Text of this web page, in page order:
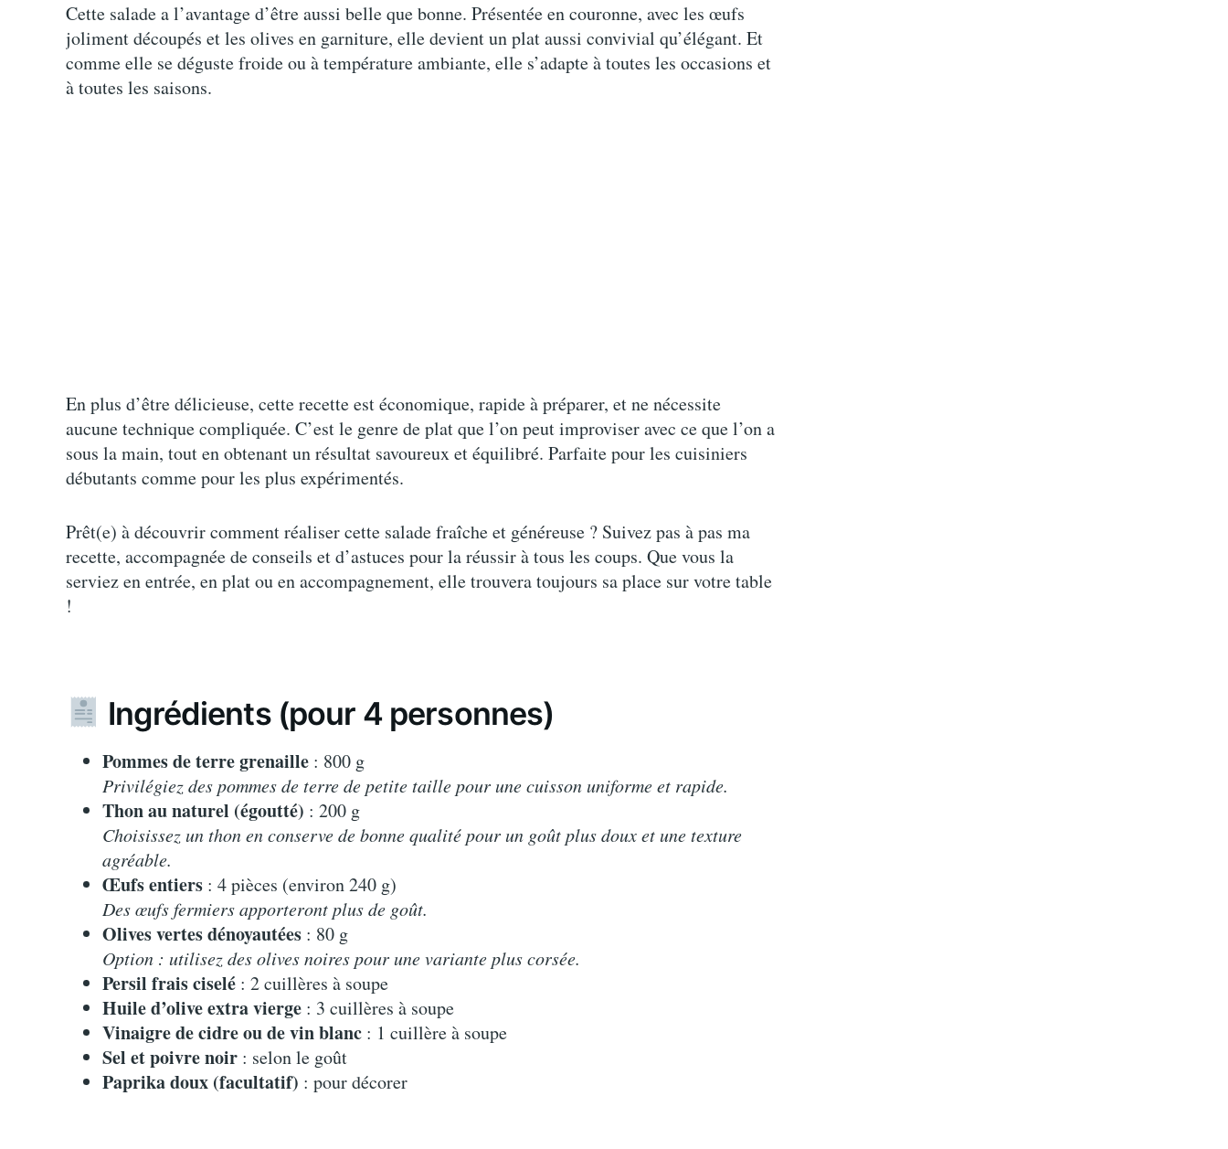
Cette salade a l’avantage d’être aussi belle que bonne. Présentée en couronne, avec les œufs
joliment découpés et les olives en garniture, elle devient un plat aussi convivial qu’élégant. Et
comme elle se déguste froide ou à température ambiante, elle s’adapte à toutes les occasions et
à toutes les saisons.
En plus d’être délicieuse, cette recette est économique, rapide à préparer, et ne nécessite
aucune technique compliquée. C’est le genre de plat que l’on peut improviser avec ce que l’on a
sous la main, tout en obtenant un résultat savoureux et équilibré. Parfaite pour les cuisiniers
débutants comme pour les plus expérimentés.
Prêt(e) à découvrir comment réaliser cette salade fraîche et généreuse ? Suivez pas à pas ma
recette, accompagnée de conseils et d’astuces pour la réussir à tous les coups. Que vous la
serviez en entrée, en plat ou en accompagnement, elle trouvera toujours sa place sur votre table
!
Ingrédients (pour 4 personnes)
Pommes de terre grenaille : 800 g
Privilégiez des pommes de terre de petite taille pour une cuisson uniforme et rapide.
Thon au naturel (égoutté) : 200 g
Choisissez un thon en conserve de bonne qualité pour un goût plus doux et une texture
agréable.
Œufs entiers : 4 pièces (environ 240 g)
Des œufs fermiers apporteront plus de goût.
Olives vertes dénoyautées : 80 g
Option : utilisez des olives noires pour une variante plus corsée.
Persil frais ciselé : 2 cuillères à soupe
Huile d’olive extra vierge : 3 cuillères à soupe
Vinaigre de cidre ou de vin blanc : 1 cuillère à soupe
Sel et poivre noir : selon le goût
Paprika doux (facultatif) : pour décorer